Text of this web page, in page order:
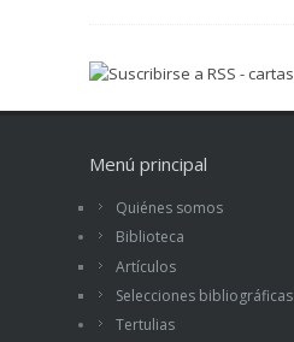
Menú principal
Quiénes somos
Biblioteca
Artículos
Selecciones bibliográficas
Tertulias